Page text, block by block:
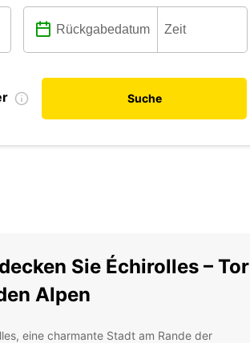
Suche
Sie Échirolles – Tor
Alpen
eine charmante Stadt am Rande der